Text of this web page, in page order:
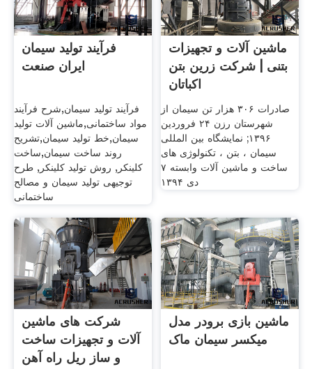
فرآیند تولید سیمان
ایران صنعت
فرآیند تولید سیمان,شرح فرآیند
مواد ساختمانی,ماشین آلات تولید
سیمان,خط تولید سیمان,تشریح
روند ساخت سیمان,ساخت
کلینکر, روش تولید کلینکر, طرح
توجیهی تولید سیمان و مصالح
ساختمانی
ماشین آلات و تجهیزات
بتنی | شرکت زرین بتن
اکباتان
صادرات ۳۰۶ هزار تن سیمان از
شهرستان رزن ۲۴ فروردین
۱۳۹۶; نمایشگاه بین المللی
سیمان ، بتن ، تکنولوژی های
ساخت و ماشین آلات وابسته ۷
دی ۱۳۹۴
شرکت های ماشین
آلات و تجهیزات ساخت
و ساز ریل راه آهن
ماشین بازی برودر مدل
میکسر سیمان ماک